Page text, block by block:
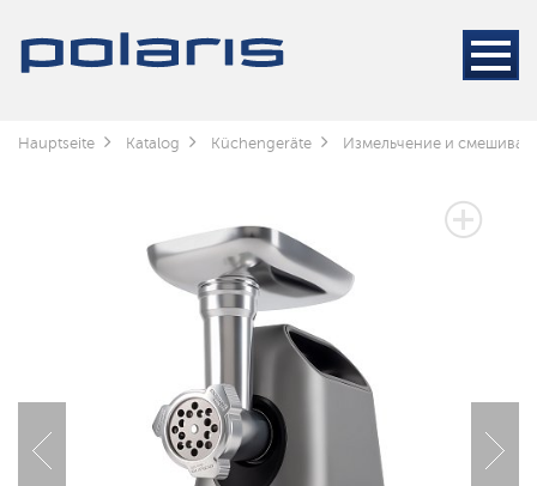
Hauptseite Katalog Küchengeräte Измельчение и